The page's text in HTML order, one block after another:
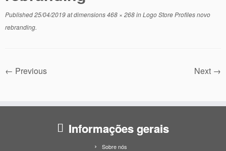
Published25/04/2019at dimensions468 × 268inLogo Store Profiles novo
rebranding.
← Previous Next →
Informações gerais
Sobre nós